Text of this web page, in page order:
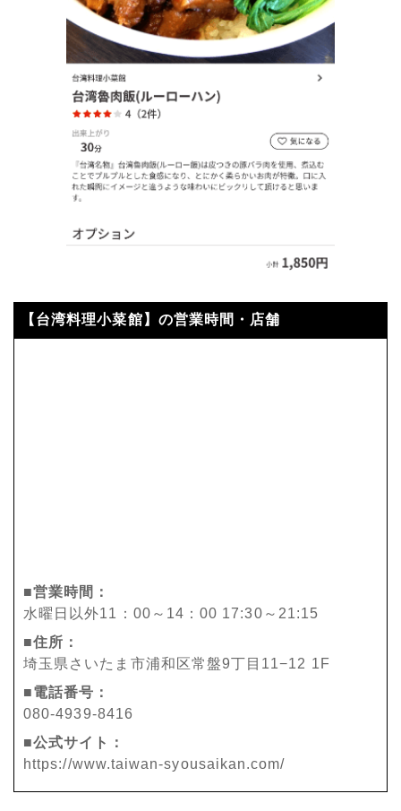
【台湾料理小菜館】の営業時間・店舗
■営業時間：
水曜日以外11：00～14：00 17:30～21:15
■住所：
埼玉県さいたま市浦和区常盤9丁目11−12 1F
■電話番号：
080-4939-8416
■公式サイト：
https://www.taiwan-syousaikan.com/